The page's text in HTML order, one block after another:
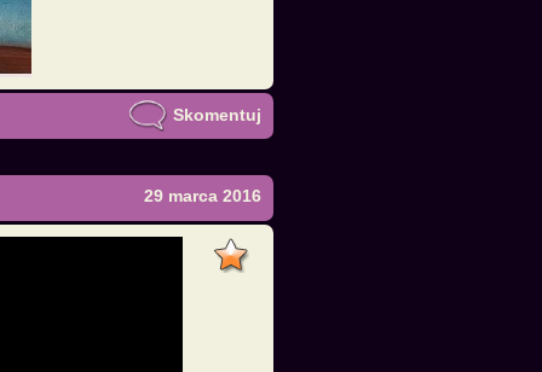
Skomentuj
29 marca 2016